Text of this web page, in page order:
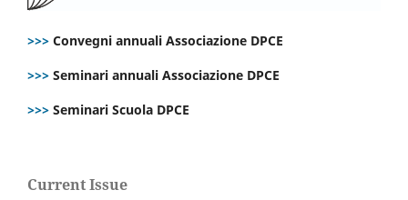
>>> Convegni annuali Associazione DPCE
>>> Seminari annuali Associazione DPCE
>>> Seminari Scuola DPCE
Current Issue